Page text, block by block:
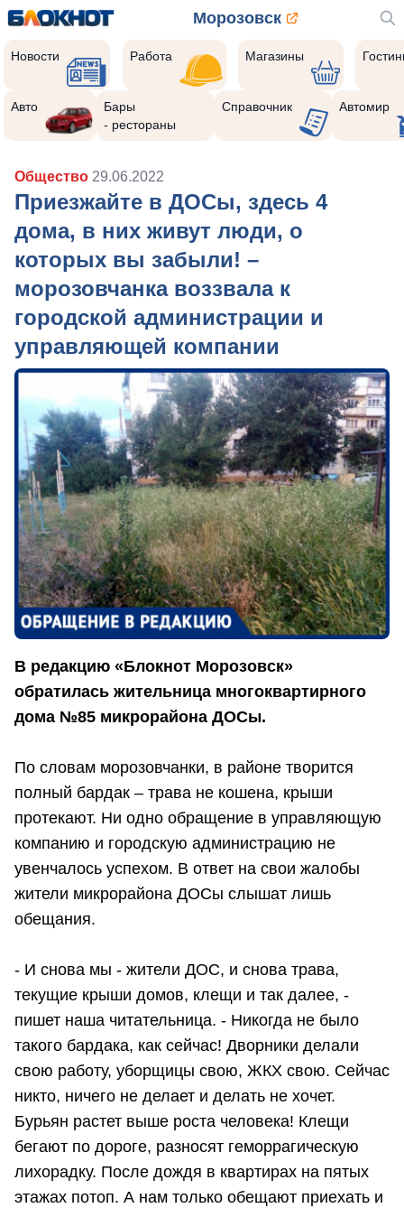
Морозовск
Новости Работа Магазины
Авто
Бары
- рестораны
Справочник Автомир
Общество 29.06.2022
Приезжайте в ДОСы, здесь 4
дома, в них живут люди, о
которых вы забыли! –
морозовчанка воззвала к
городской администрации и
управляющей компании
В редакцию «Блокнот Морозовск»
обратилась жительница многоквартирного
дома №85 микрорайона ДОСы.
По словам морозовчанки, в районе творится
полный бардак – трава не кошена, крыши
протекают. Ни одно обращение в управляющую
компанию и городскую администрацию не
увенчалось успехом. В ответ на свои жалобы
жители микрорайона ДОСы слышат лишь
обещания.
- И снова мы - жители ДОС, и снова трава,
текущие крыши домов, клещи и так далее, -
пишет наша читательница. - Никогда не было
такого бардака, как сейчас! Дворники делали
свою работу, уборщицы свою, ЖКХ свою. Сейчас
никто, ничего не делает и делать не хочет.
Бурьян растет выше роста человека! Клещи
бегают по дороге, разносят геморрагическую
лихорадку. После дождя в квартирах на пятых
этажах потоп. А нам только обещают приехать и